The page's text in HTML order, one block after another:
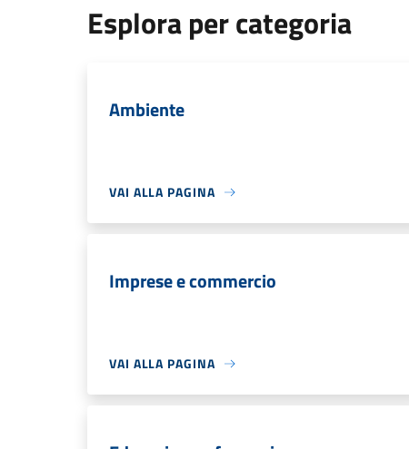
Esplora per categoria
Ambiente
VAI ALLA PAGINA
Imprese e commercio
VAI ALLA PAGINA